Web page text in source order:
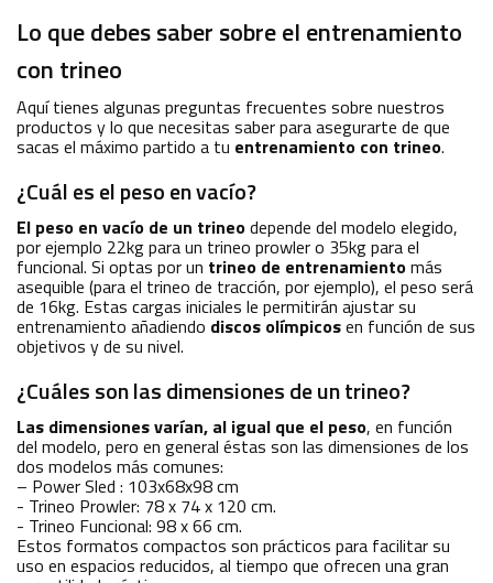
Lo que debes saber sobre el entrenamiento
con trineo
Aquí tienes algunas preguntas frecuentes sobre nuestros
productos y lo que necesitas saber para asegurarte de que
sacas el máximo partido a tu entrenamiento con trineo.
¿Cuál es el peso en vacío?
El peso en vacío de un trineodepende del modelo elegido,
por ejemplo 22kg para un trineo prowler o 35kg para el
funcional. Si optas por un trineo de entrenamientomás
asequible (para el trineo de tracción, por ejemplo), el peso será
de 16kg. Estas cargas iniciales le permitirán ajustar su
entrenamiento añadiendo discos olímpicosen función de sus
objetivos y de su nivel.
¿Cuáles son las dimensiones de un trineo?
Las dimensiones varían, al igual que el peso, en función
del modelo, pero en general éstas son las dimensiones de los
dos modelos más comunes:
– Power Sled : 103x68x98 cm
- Trineo Prowler: 78 x 74 x 120 cm.
- Trineo Funcional: 98 x 66 cm.
Estos formatos compactos son prácticos para facilitar su
uso en espacios reducidos, al tiempo que ofrecen una gran